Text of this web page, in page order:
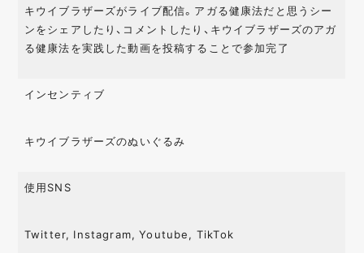
キウイブラザーズがライブ配信。アガる健康法だと思うシー
ンをシェアしたり、コメントしたり、キウイブラザーズのアガ
る健康法を実践した動画を投稿することで参加完了
インセンティブ
キウイブラザーズのぬいぐるみ
使用SNS
Twitter, Instagram, Youtube, TikTok